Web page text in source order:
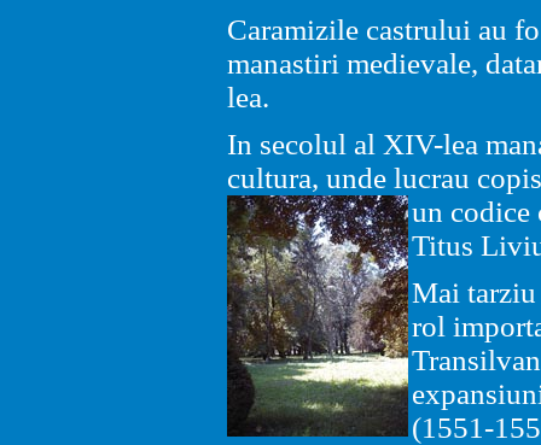
Caramizile castrului au
manastiri medievale,
lea.
In secolul al XIV-lea
cultura, unde lucrau
un codice
Titus
Mai tarziu
rol
(1551-